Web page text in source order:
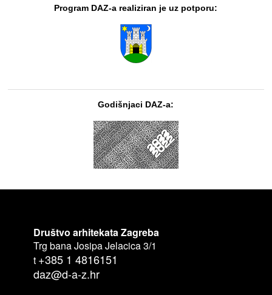
Program DAZ-a realiziran je uz potporu:
Godišnjaci DAZ-a:
Društvo arhitekata Zagreba
Trg bana Josipa Jelacica 3/1
t +385 1 4816151
daz@d-a-z.hr